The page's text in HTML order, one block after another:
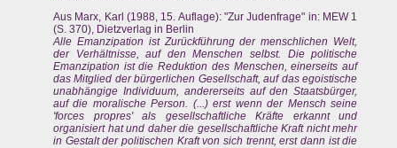
Aus Marx, Karl (1988, 15. Auflage): "Zur Judenfrage" in: MEW 1
(S. 370), Dietzverlag in Berlin
Alle Emanzipation ist Zurückführung der menschlichen Welt,
der Verhältnisse, auf den Menschen selbst. Die politische
Emanzipation ist die Reduktion des Menschen, einerseits auf
das Mitglied der bürgerlichen Gesellschaft, auf das egoistische
unabhängige Individuum, andererseits auf den Staatsbürger,
auf die moralische Person. (...) erst wenn der Mensch seine
'forces propres' als gesellschaftliche Kräfte erkannt und
organisiert hat und daher die gesellschaftliche Kraft nicht mehr
in Gestalt der politischen Kraft von sich trennt, erst dann ist die